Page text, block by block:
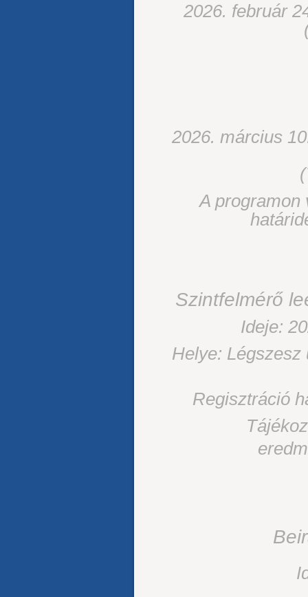
2026. február
2026. március
A programon
Szintfelmérő
Ideje:
Helye:
Regisztráció